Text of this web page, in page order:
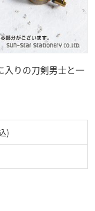
入りの刀剣男士と一
)